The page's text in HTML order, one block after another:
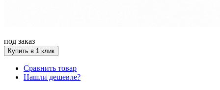
под заказ
Купить в 1 клик
Сравнить товар
Нашли дешевле?